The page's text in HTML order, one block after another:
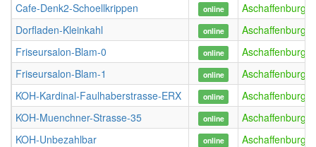
Cafe-Denk2-Schoellkrippen
online Aschaffenburg
Dorfladen-Kleinkahl
online Aschaffenburg
Friseursalon-Blam-0
online Aschaffenburg
Friseursalon-Blam-1
online Aschaffenburg
KOH-Kardinal-Faulhaberstrasse-ERX
online Aschaffenburg
KOH-Muenchner-Strasse-35
online Aschaffenburg
KOH-Unbezahlbar
online Aschaffenburg